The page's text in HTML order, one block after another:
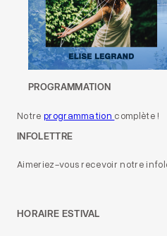
PROGRAMMATION
Notre programmation complète !
INFOLETTRE
Aimeriez-vous recevoir notre
HORAIRE ESTIVAL